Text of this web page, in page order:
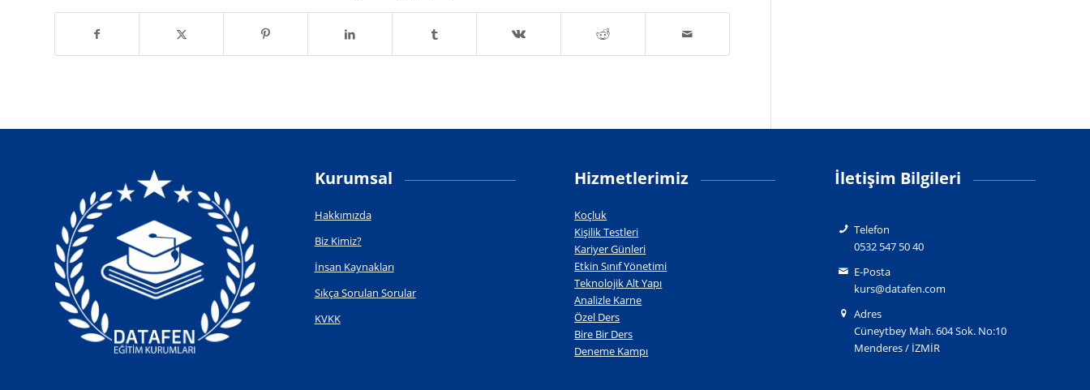
Kurumsal
Hakkımızda
Biz Kimiz?
İnsan Kaynakları
Sıkça Sorulan Sorular
KVKK
Hizmetlerimiz
Koçluk
Kişilik Testleri
Kariyer Günleri
Etkin Sınıf Yönetimi
Teknolojik Alt Yapı
Analizle Karne
Özel Ders
Bire Bir Ders
Deneme Kampı
İletişim Bilgileri
Telefon
0532 547 50 40
E-Posta
kurs@datafen.com
Adres
Cüneytbey Mah. 604 Sok. No:10
Menderes / İZMİR